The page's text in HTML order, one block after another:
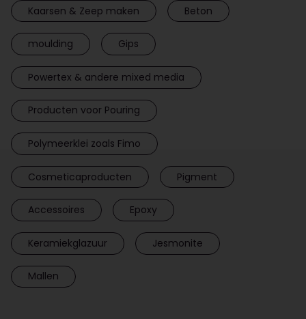
Kaarsen & Zeep maken Beton
moulding Gips
Powertex & andere mixed media
Producten voor Pouring
Polymeerklei zoals Fimo
Cosmeticaproducten Pigment
Accessoires Epoxy
Keramiekglazuur Jesmonite
Mallen